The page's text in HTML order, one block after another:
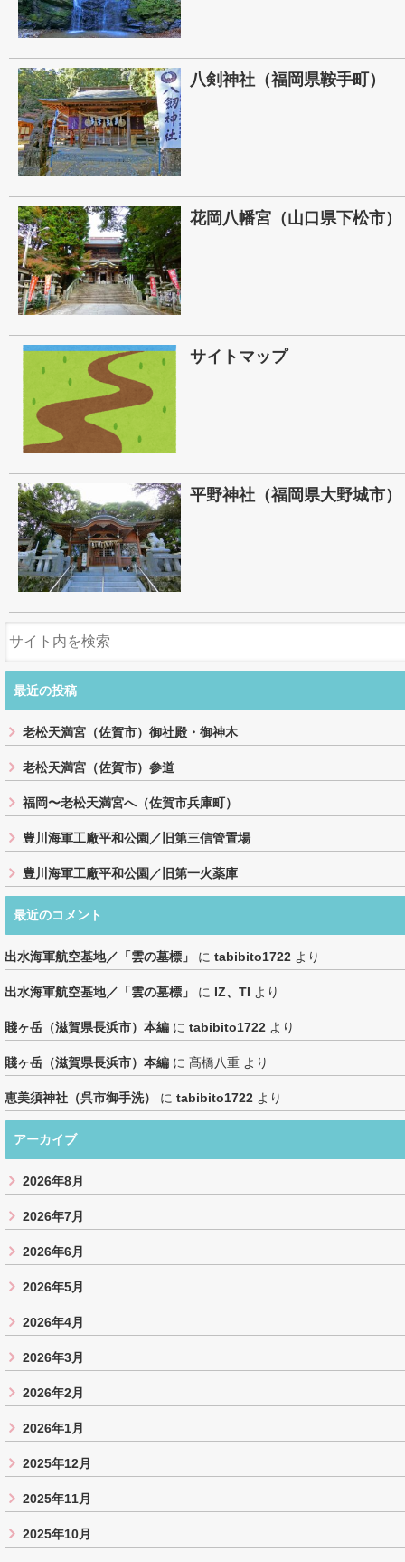
八剣神社（福岡県鞍手町）
花岡八幡宮（山口県下松市）
サイトマップ
平野神社（福岡県大野城市）
最近の投稿
老松天満宮（佐賀市）御社殿・御神木
老松天満宮（佐賀市）参道
福岡〜老松天満宮へ（佐賀市兵庫町）
豊川海軍工廠平和公園／旧第三信管置場
豊川海軍工廠平和公園／旧第一火薬庫
最近のコメント
出水海軍航空基地／「雲の墓標」 に tabibito1722 より
出水海軍航空基地／「雲の墓標」 に IZ、TI より
賤ヶ岳（滋賀県長浜市）本編 に tabibito1722 より
賤ヶ岳（滋賀県長浜市）本編 に 髙橋八重 より
恵美須神社（呉市御手洗） に tabibito1722 より
アーカイブ
2026年8月
2026年7月
2026年6月
2026年5月
2026年4月
2026年3月
2026年2月
2026年1月
2025年12月
2025年11月
2025年10月